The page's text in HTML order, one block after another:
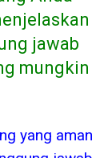
jawab
mungkin
yang aman